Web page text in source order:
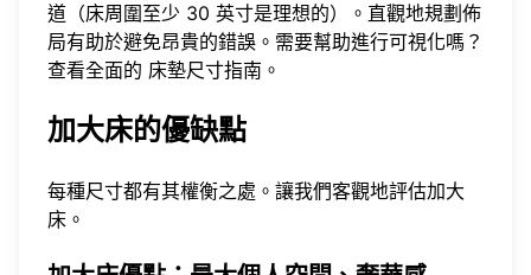
道（床周圍至少 30 英寸是理想的）。直觀地規劃佈
局有助於避免昂貴的錯誤。需要幫助進行可視化嗎？
查看全面的 床墊尺寸指南 。
加大床的優缺點
每種尺寸都有其權衡之處。讓我們客觀地評估加大
床。